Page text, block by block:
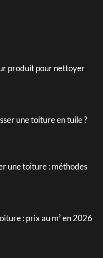
produit pour nettoyer
une toiture en tuile ?
une toiture : méthodes
: prix au m² en 2026